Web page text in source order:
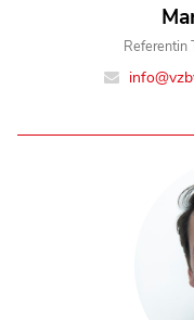
Referentin